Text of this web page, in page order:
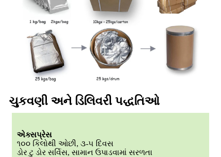
ચુકવણી અને ડિલિવરી પદ્ધતિઓ
એક્સપ્રેસ
૧૦૦ કિલોથી ઓછી, ૩-૫ દિવસ
ડોર ટુ ડોર સર્વિસ, સામાન ઉપાડવામાં સરળતા